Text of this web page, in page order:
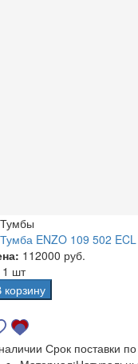
Тумбы
Тумба ENZO 109 502 ECL
112000 руб.
1 шт
корзину
Срок поставки